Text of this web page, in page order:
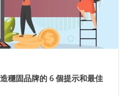
穩固品牌的 6 個提示和最佳